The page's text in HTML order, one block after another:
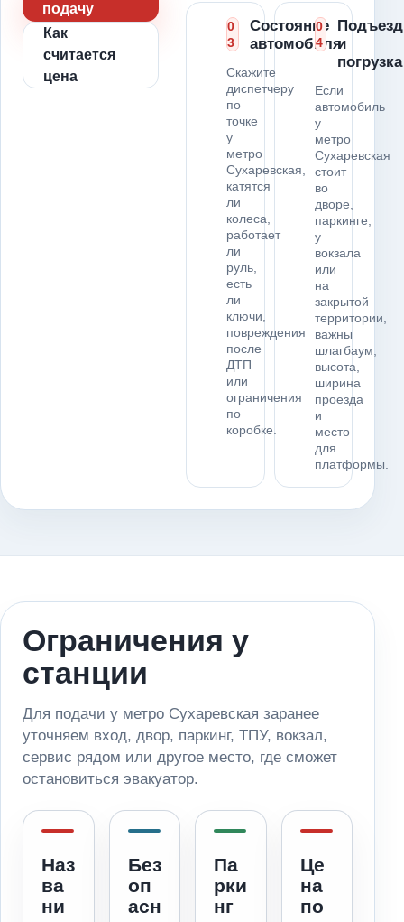
подачу
Как
считается
цена
0
3
Состояние
автомобиля
Скажите
диспетчеру
по
точке
у
метро
Сухаревская,
катятся
ли
колеса,
работает
ли
руль,
есть
ли
ключи,
повреждения
после
ДТП
или
ограничения
по
коробке.
0
4
Подъезд
и
погрузка
Если
автомобиль
у
метро
Сухаревская
стоит
во
дворе,
паркинге,
у
вокзала
или
на
закрытой
территории,
важны
шлагбаум,
высота,
ширина
проезда
и
место
для
платформы.
Ограничения у
станции
Для подачи у метро Сухаревская заранее
уточняем вход, двор, паркинг, ТПУ, вокзал,
сервис рядом или другое место, где сможет
остановиться эвакуатор.
Наз
ва
ни
Без
оп
асн
Па
рки
нг
Це
на
по